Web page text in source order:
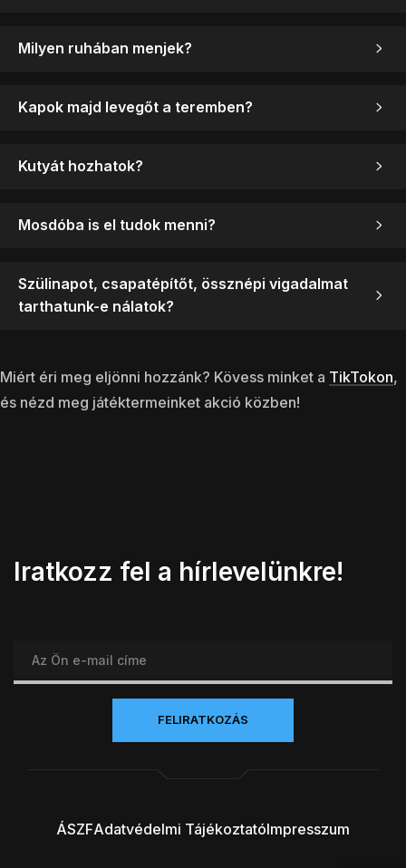
Milyen ruhában menjek?
Kapok majd levegőt a teremben?
Kutyát hozhatok?
Mosdóba is el tudok menni?
Szülinapot, csapatépítőt, össznépi vigadalmat
tarthatunk-e nálatok?
Miért éri meg eljönni hozzánk? Kövess minket a TikTokon,
és nézd meg játéktermeinket akció közben!
Iratkozz fel a hírlevelünkre!
ÁSZFAdatvédelmi TájékoztatóImpresszum